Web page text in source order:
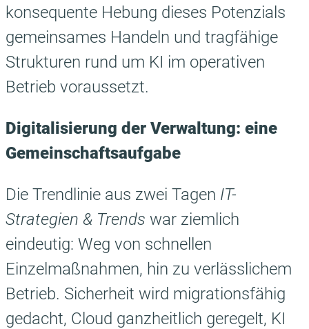
konsequente Hebung dieses Potenzials
gemeinsames Handeln und tragfähige
Strukturen rund um KI im operativen
Betrieb voraussetzt.
Digitalisierung der Verwaltung: eine
Gemeinschaftsaufgabe
Die Trendlinie aus zwei Tagen IT-
Strategien & Trends war ziemlich
eindeutig: Weg von schnellen
Einzelmaßnahmen, hin zu verlässlichem
Betrieb. Sicherheit wird migrationsfähig
gedacht, Cloud ganzheitlich geregelt, KI